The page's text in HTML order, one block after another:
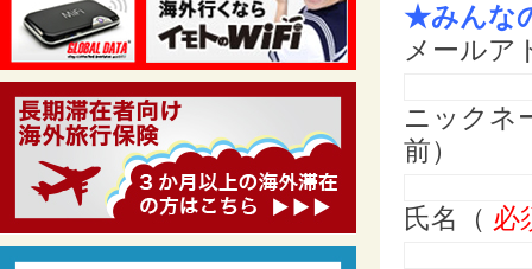
★みんな
メールア
ニックネ
前）
氏名（ 必